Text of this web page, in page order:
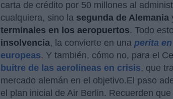
carta de crédito por 50 millones al
cualquiera, sino la segunda de Alemania
terminales en los aeropuertos. Todo
insolvencia, la convierte en una perita
europeas. Y también, cómo no, para el
buitre de las aerolíneas en crisis, que
mercado alemán en el objetivo.El paso
el plan inicial de Air Berlin. Recuerden